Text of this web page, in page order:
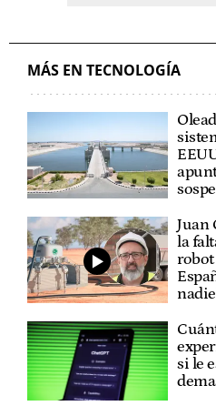
MÁS EN TECNOLOGÍA
Juan
la
si le